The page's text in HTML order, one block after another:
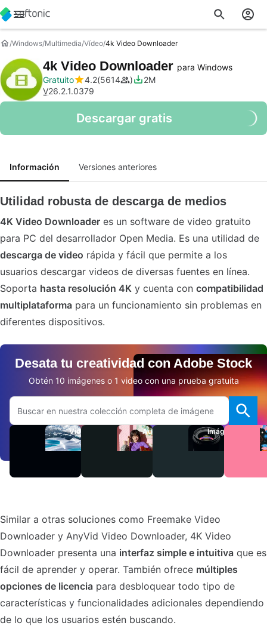
Windows Multimedia Vídeo 4k Video Downloader
4k Video Downloader para Windows
Gratuito
4.2 5614
2M
V26.2.1.0379
Descargar gratis
Información Versiones anteriores
Utilidad robusta de descarga de medios
4K Video Downloader es un software de video gratuito
para PC del desarrollador Open Media. Es una utilidad de
descarga de video rápida y fácil que permite a los
usuarios descargar videos de diversas fuentes en línea.
Soporta hasta resolución 4K y cuenta con compatibilidad
multiplataforma para un funcionamiento sin problemas en
diferentes dispositivos.
Desata tu creatividad con Adobe Stock
Obtén 10 imágenes o 1 video con una prueba gratuita
Buscar en el sitio web de Adobe.com
Videos Audio Imágenes
Similar a otras soluciones como Freemake Video
Downloader y AnyVid Video Downloader, 4K Video
Downloader presenta una interfaz simple e intuitiva que es
fácil de aprender y operar. También ofrece múltiples
opciones de licencia para desbloquear todo tipo de
características y funcionalidades adicionales dependiendo
de lo que los usuarios estén buscando.